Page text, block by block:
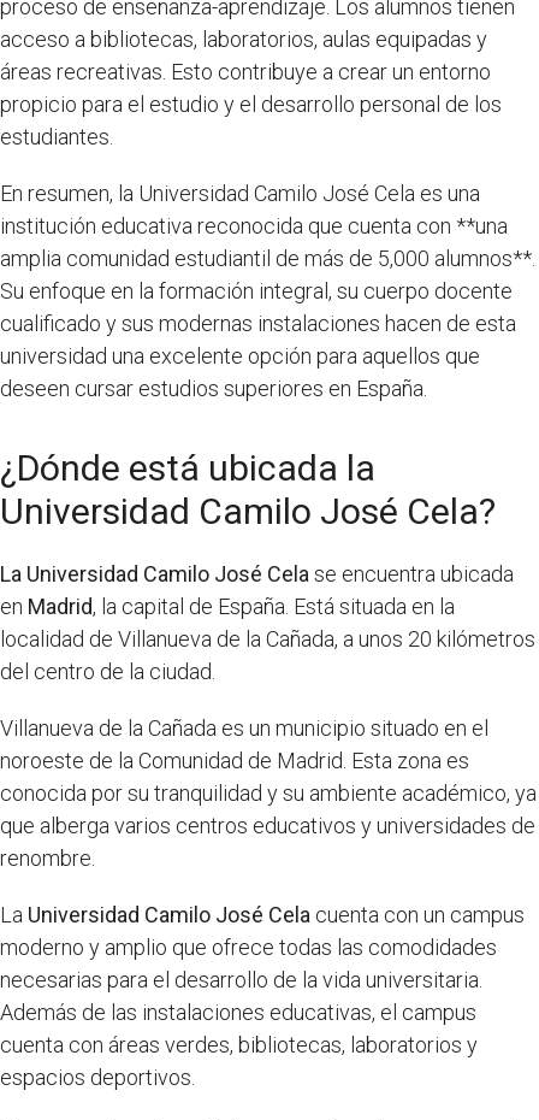
proceso de enseñanza-aprendizaje. Los alumnos tienen
acceso a bibliotecas, laboratorios, aulas equipadas y
áreas recreativas. Esto contribuye a crear un entorno
propicio para el estudio y el desarrollo personal de los
estudiantes.
En resumen, la Universidad Camilo José Cela es una
institución educativa reconocida que cuenta con **una
amplia comunidad estudiantil de más de 5,000 alumnos**.
Su enfoque en la formación integral, su cuerpo docente
cualificado y sus modernas instalaciones hacen de esta
universidad una excelente opción para aquellos que
deseen cursar estudios superiores en España.
¿Dónde está ubicada la
Universidad Camilo José Cela?
La Universidad Camilo José Cela se encuentra ubicada
en Madrid, la capital de España. Está situada en la
localidad de Villanueva de la Cañada, a unos 20 kilómetros
del centro de la ciudad.
Villanueva de la Cañada es un municipio situado en el
noroeste de la Comunidad de Madrid. Esta zona es
conocida por su tranquilidad y su ambiente académico, ya
que alberga varios centros educativos y universidades de
renombre.
La Universidad Camilo José Cela cuenta con un campus
moderno y amplio que ofrece todas las comodidades
necesarias para el desarrollo de la vida universitaria.
Además de las instalaciones educativas, el campus
cuenta con áreas verdes, bibliotecas, laboratorios y
espacios deportivos.